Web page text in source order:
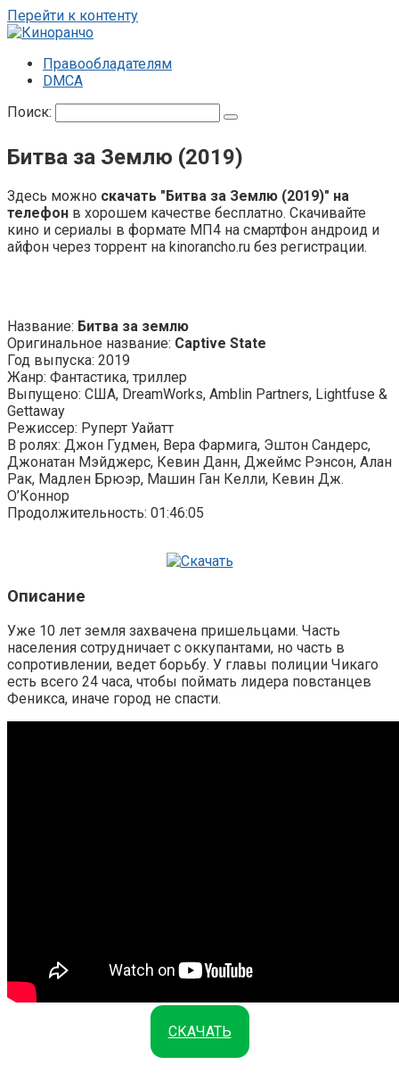
Перейти к контенту
Правообладателям
DMCA
Поиск:
Битва за Землю (2019)
Здесь можно скачать "Битва за Землю (2019)" на
телефон в хорошем качестве бесплатно. Скачивайте
кино и сериалы в формате МП4 на смартфон андроид и
айфон через торрент на kinorancho.ru без регистрации.
Название: Битва за землю
Оригинальное название: Captive State
Год выпуска: 2019
Жанр: Фантастика, триллер
Выпущено: США, DreamWorks, Amblin Partners, Lightfuse &
Gettaway
Режиссер: Руперт Уайатт
В ролях: Джон Гудмен, Вера Фармига, Эштон Сандерс,
Джонатан Мэйджерс, Кевин Данн, Джеймс Рэнсон, Алан
Рак, Мадлен Брюэр, Машин Ган Келли, Кевин Дж.
О’Коннор
Продолжительность: 01:46:05
Описание
Уже 10 лет земля захвачена пришельцами. Часть
населения сотрудничает с оккупантами, но часть в
сопротивлении, ведет борьбу. У главы полиции Чикаго
есть всего 24 часа, чтобы поймать лидера повстанцев
Феникса, иначе город не спасти.
СКАЧАТЬ